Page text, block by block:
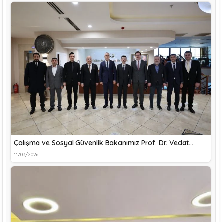
Çalışma ve Sosyal Güvenlik Bakanımız Prof. Dr. Vedat…
11/03/2026